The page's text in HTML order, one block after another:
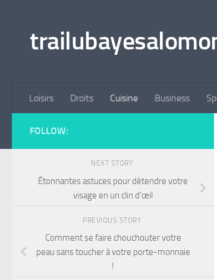
Loisirs Droits Cuisine Business
FOLLOW:
NEXT STORY
Étonnantes astuces pour détendre votre
visage en un clin d’œil
PREVIOUS STORY
Comment se faire chouchouter votre
peau sans toucher à votre porte-monnaie
!